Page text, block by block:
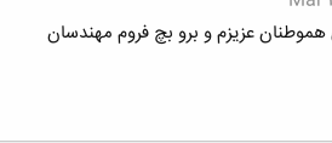
عزیزم و برو بچ فروم مهندسان